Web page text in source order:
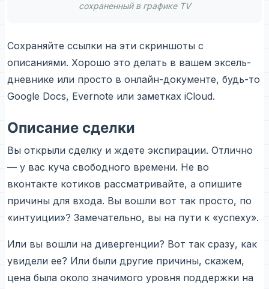
сохраненный в графике TV
Сохраняйте ссылки на эти скриншоты с
описаниями. Хорошо это делать в вашем эксель-
дневнике или просто в онлайн-документе, будь-то
Google Docs, Evernote или заметках iСloud.
Описание сделки
Вы открыли сделку и ждете экспирации. Отлично
— у вас куча свободного времени. Не во
вконтакте котиков рассматривайте, а опишите
причины для входа. Вы вошли вот так просто, по
«интуиции»? Замечательно, вы на пути к «успеху».
Или вы вошли на дивергенции? Вот так сразу, как
увидели ее? Или были другие причины, скажем,
цена была около значимого уровня поддержки на